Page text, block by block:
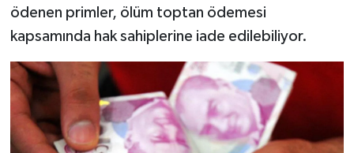
ödenen primler, ölüm toptan ödemesi
kapsamında hak sahiplerine iade edilebiliyor.